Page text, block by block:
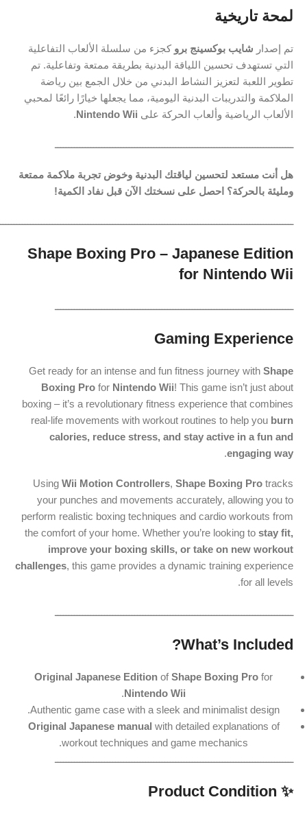
لمحة تاريخية
تم إصدار شايب بوكسينج برو كجزء من سلسلة الألعاب التفاعلية
التي تستهدف تحسين اللياقة البدنية بطريقة ممتعة وتفاعلية. تم
تطوير اللعبة لتعزيز النشاط البدني من خلال الجمع بين رياضة
الملاكمة والتدريبات البدنية اليومية، مما يجعلها خيارًا رائعًا لمحبي
الألعاب الرياضية وألعاب الحركة على Nintendo Wii
.
ـــــــــــــــــــــــــــــــــــــــــــــــــــــــــــــــــــــــــــــــــــــــ
هل أنت مستعد لتحسين لياقتك البدنية وخوض تجربة ملاكمة ممتعة
ومليئة بالحركة؟ احصل على نسختك الآن قبل نفاد الكمية!
Shape Boxing Pro – Japanese Edition
for Nintendo Wii
ـــــــــــــــــــــــــــــــــــــــــــــــــــــــــــــــــــــــــــــــــــــــ
Gaming Experience
Get ready for an intense and fun fitness journey with Shape
Boxing Pro for Nintendo Wii! This game isn’t just about
boxing – it’s a revolutionary fitness experience that combines
real-life movements with workout routines to help you burn
calories, reduce stress, and stay active in a fun and
engaging way
.
Using Wii Motion Controllers, Shape Boxing Pro tracks
your punches and movements accurately, allowing you to
perform realistic boxing techniques and cardio workouts from
the comfort of your home. Whether you’re looking to stay fit,
improve your boxing skills, or take on new workout
challenges, this game provides a dynamic training experience
for all levels.
ـــــــــــــــــــــــــــــــــــــــــــــــــــــــــــــــــــــــــــــــــــــــ
What’s Included?
Original Japanese Edition ofShape Boxing Pro for
Nintendo Wii
.
Authentic game case with a sleek and minimalist design.
Original Japanese manual with detailed explanations of
workout techniques and game mechanics.
ـــــــــــــــــــــــــــــــــــــــــــــــــــــــــــــــــــــــــــــــــــــــ
✨ Product Condition